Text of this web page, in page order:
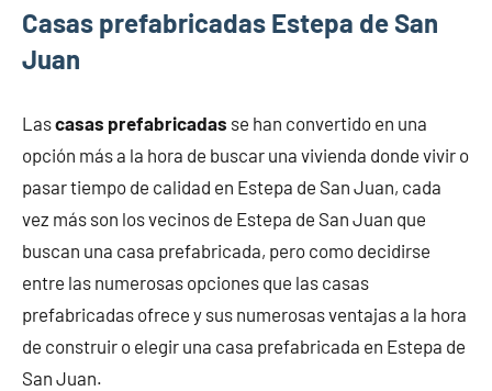
Casas prefabricadas Estepa de San
Juan
Lascasas prefabricadas se han convertido en una
opción más a la hora de buscar una vivienda donde vivir o
pasar tiempo de calidad en Estepa de San Juan, cada
vez más son los vecinos de Estepa de San Juan que
buscan una casa prefabricada, pero como decidirse
entre las numerosas opciones que las casas
prefabricadas ofrece y sus numerosas ventajas a la hora
de construir o elegir una casa prefabricada en Estepa de
San Juan.